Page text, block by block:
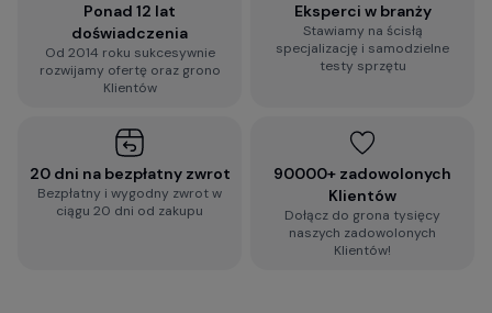
Ponad 12 lat
doświadczenia
Od 2014 roku sukcesywnie
rozwijamy ofertę oraz grono
Klientów
Eksperci w branży
Stawiamy na ścisłą
specjalizację i samodzielne
testy sprzętu
20 dni na bezpłatny zwrot
Bezpłatny i wygodny zwrot w
ciągu 20 dni od zakupu
90000+ zadowolonych
Klientów
Dołącz do grona tysięcy
naszych zadowolonych
Klientów!